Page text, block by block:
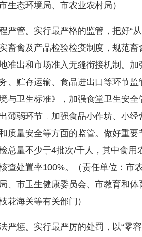
生态环境局、市农业农村局）
管。实行最严格的监管，把好“从
畜禽及产品检验检疫制度，规范
准出和市场准入无缝衔接机制。
、贮存运输、食品进出口等环节
与卫生标准》，加强食堂卫生安
薄弱环节，加强食品小作坊、小
质量安全等方面的监管。做好重
总量不少于4批次/千人，其中食
查处置率100%。（责任单位：市
、市卫生健康委员会、市教育和
花海关等有关部门）
惩。实行最严厉的处罚，以“零容